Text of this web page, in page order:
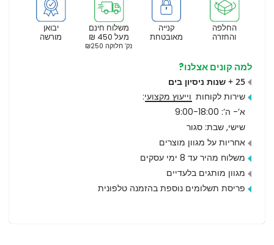
יבואן
מורשה
משלוח חינם
מעל 450 ₪
נק’ חלוקה ₪250
קנייה
מאובטחת
החלפה
והחזרה
למה קונים אצלנו?
25 + שנות ניסיון בים
שירות לקוחות וייעוץ מקצועי:
א’- ה’: 9:00-18:00
שישי, שבת: סגור
אחריות על מגוון מוצרים
משלוח מהיר עד 8 ימי עסקים
מגוון מותגים בלעדיים
פריסת תשלומים נוספת בהזמנה טלפונית